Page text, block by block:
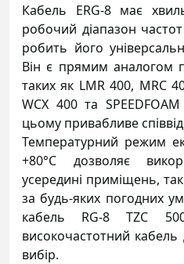
Кабель ERG-8 має
робочий діапазон
робить його
Він є прямим аналогом
таких як LMR 400, MRC
WCX 400 та
цьому привабливе
Температурний режим
+80°C дозволяє
усередині приміщень, так
за будь-яких погодних
кабель RG-8 TZC
високочастотний
вибір.